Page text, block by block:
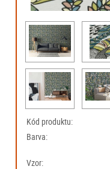
Kód produktu:
Barva:
Vzor: